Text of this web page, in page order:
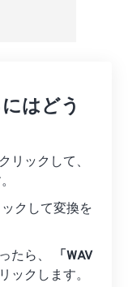
はどう
リックして、
クして変換を
たら、
「WAV
ックします。